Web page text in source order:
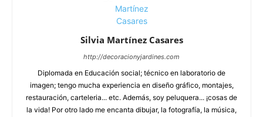
Silvia Martínez Casares
http://decoracionyjardines.com
Diplomada en Educación social; técnico en laboratorio de
imagen; tengo mucha experiencia en diseño gráfico, montajes,
restauración, carteleria... etc. Además, soy peluquera... ¡cosas de
la vida! Por otro lado me encanta dibujar, la fotografía, la música,